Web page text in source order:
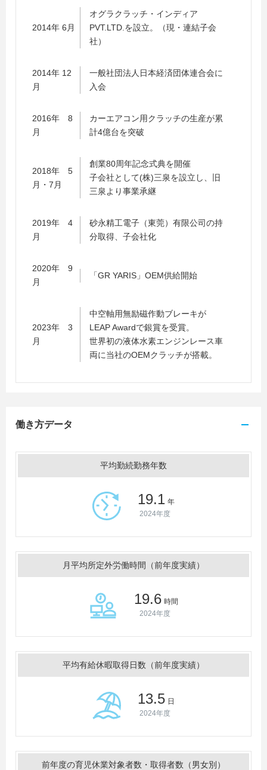
2014年 6月
オグラクラッチ・インディア
PVT.LTD.を設立。（現・連結子会
社）
2014年 12
月
一般社団法人日本経済団体連合会に
入会
2016年 8
月
カーエアコン用クラッチの生産が累
計4億台を突破
2018年 5
月・7月
創業80周年記念式典を開催
子会社として(株)三泉を設立し、旧
三泉より事業承継
2019年 4
月
砂永精工電子（東莞）有限公司の持
分取得、子会社化
2020年 9
月
「GR YARIS」OEM供給開始
2023年 3
月
中空軸用無励磁作動ブレーキが
LEAP Awardで銀賞を受賞。
世界初の液体水素エンジンレース車
両に当社のOEMクラッチが搭載。
働き方データ
平均勤続勤務年数
19.1 年
2024年度
月平均所定外労働時間（前年度実績）
19.6 時間
2024年度
平均有給休暇取得日数（前年度実績）
13.5 日
2024年度
前年度の育児休業対象者数・取得者数（男女別）